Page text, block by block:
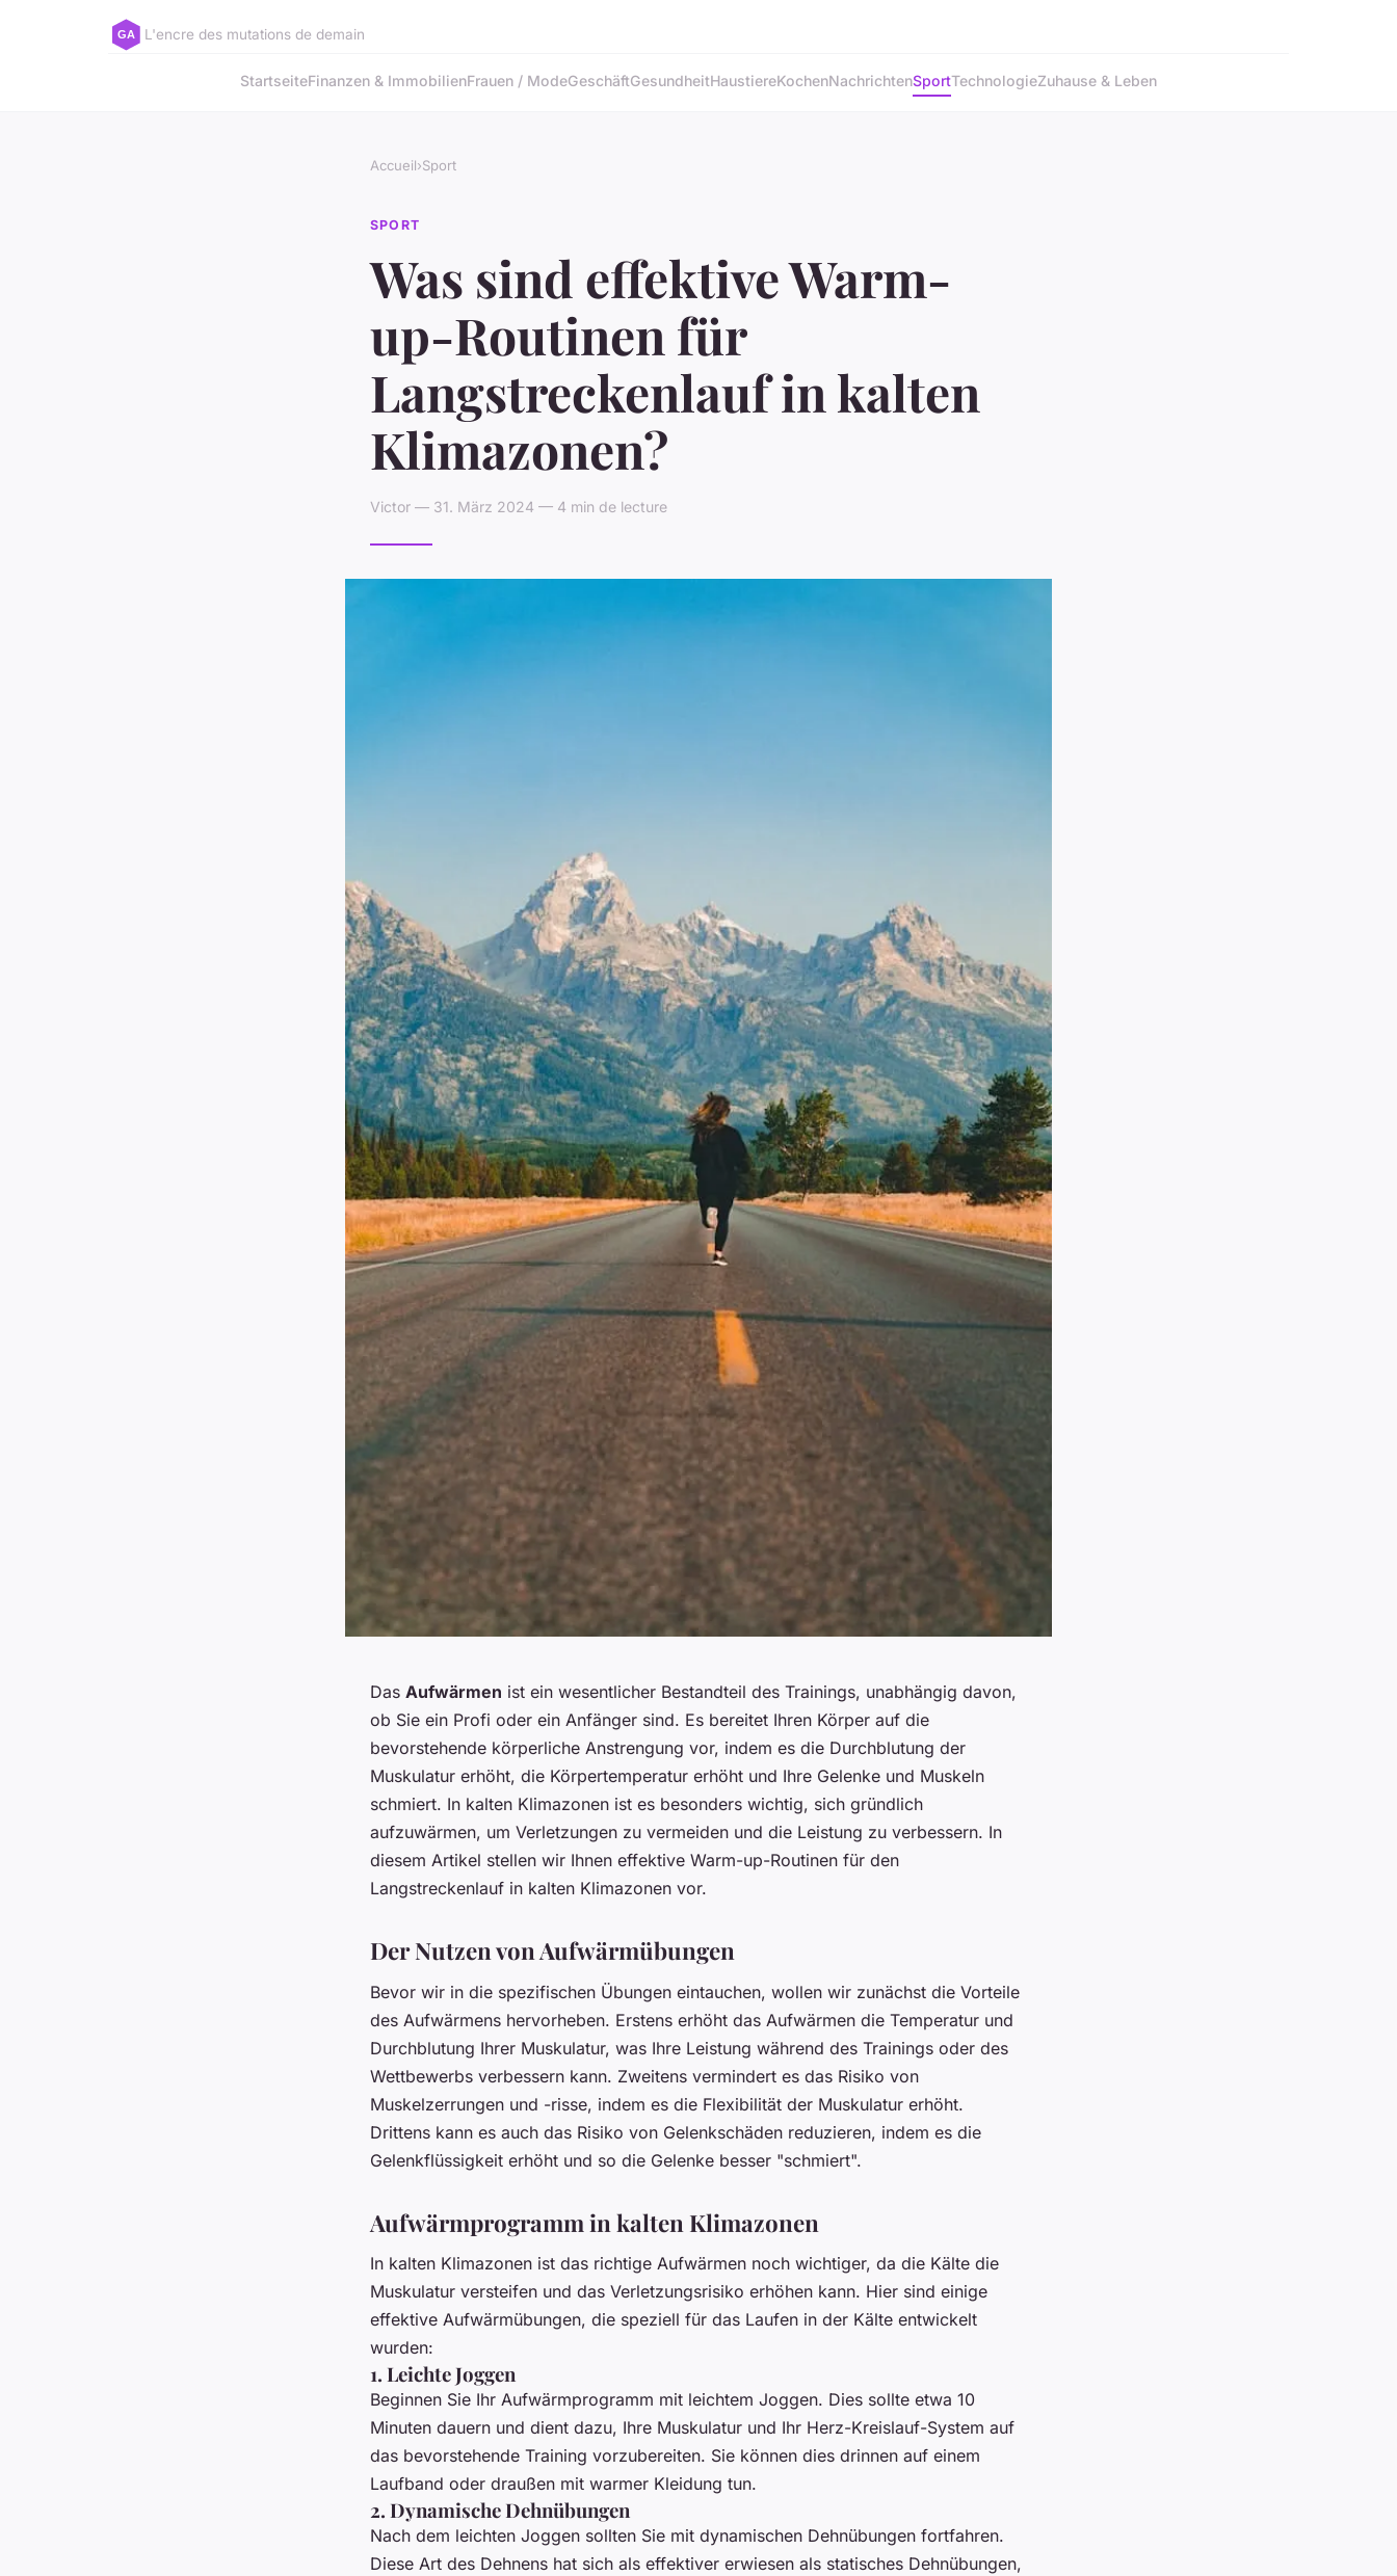
L'encre des mutations de demain
StartseiteFinanzen & ImmobilienFrauen / ModeGeschäftGesundheitHaustiereKochenNachrichtenSportTechnologieZuhause & Leben
Accueil›Sport
SPORT
Was sind effektive Warm-
up-Routinen für
Langstreckenlauf in kalten
Klimazonen?
Victor — 31. März 2024 — 4 min de lecture
Das Aufwärmen ist ein wesentlicher Bestandteil des Trainings, unabhängig davon,
ob Sie ein Profi oder ein Anfänger sind. Es bereitet Ihren Körper auf die
bevorstehende körperliche Anstrengung vor, indem es die Durchblutung der
Muskulatur erhöht, die Körpertemperatur erhöht und Ihre Gelenke und Muskeln
schmiert. In kalten Klimazonen ist es besonders wichtig, sich gründlich
aufzuwärmen, um Verletzungen zu vermeiden und die Leistung zu verbessern. In
diesem Artikel stellen wir Ihnen effektive Warm-up-Routinen für den
Langstreckenlauf in kalten Klimazonen vor.
Der Nutzen von Aufwärmübungen
Bevor wir in die spezifischen Übungen eintauchen, wollen wir zunächst die Vorteile
des Aufwärmens hervorheben. Erstens erhöht das Aufwärmen die Temperatur und
Durchblutung Ihrer Muskulatur, was Ihre Leistung während des Trainings oder des
Wettbewerbs verbessern kann. Zweitens vermindert es das Risiko von
Muskelzerrungen und -risse, indem es die Flexibilität der Muskulatur erhöht.
Drittens kann es auch das Risiko von Gelenkschäden reduzieren, indem es die
Gelenkflüssigkeit erhöht und so die Gelenke besser "schmiert".
Aufwärmprogramm in kalten Klimazonen
In kalten Klimazonen ist das richtige Aufwärmen noch wichtiger, da die Kälte die
Muskulatur versteifen und das Verletzungsrisiko erhöhen kann. Hier sind einige
effektive Aufwärmübungen, die speziell für das Laufen in der Kälte entwickelt
wurden:
1. Leichte Joggen
Beginnen Sie Ihr Aufwärmprogramm mit leichtem Joggen. Dies sollte etwa 10
Minuten dauern und dient dazu, Ihre Muskulatur und Ihr Herz-Kreislauf-System auf
das bevorstehende Training vorzubereiten. Sie können dies drinnen auf einem
Laufband oder draußen mit warmer Kleidung tun.
2. Dynamische Dehnübungen
Nach dem leichten Joggen sollten Sie mit dynamischen Dehnübungen fortfahren.
Diese Art des Dehnens hat sich als effektiver erwiesen als statisches Dehnübungen,